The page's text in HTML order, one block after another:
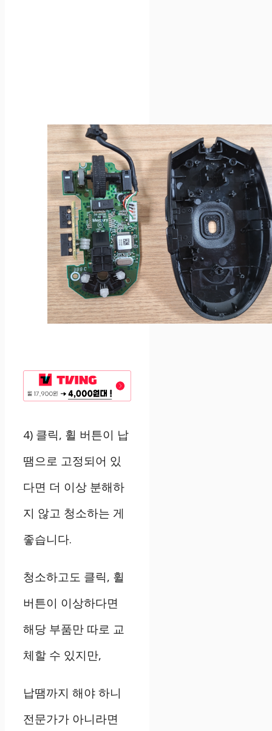
4) 클릭, 휠 버튼이 납
땜으로 고정되어 있
다면 더 이상 분해하
지 않고 청소하는 게
좋습니다.
청소하고도 클릭, 휠
버튼이 이상하다면
해당 부품만 따로 교
체할 수 있지만,
납땜까지 해야 하니
전문가가 아니라면